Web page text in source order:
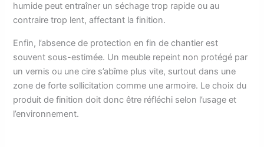
humide peut entraîner un séchage trop rapide ou au
contraire trop lent, affectant la finition.
Enfin, l’absence de protection en fin de chantier est
souvent sous-estimée. Un meuble repeint non protégé par
un vernis ou une cire s’abîme plus vite, surtout dans une
zone de forte sollicitation comme une armoire. Le choix du
produit de finition doit donc être réfléchi selon l’usage et
l’environnement.